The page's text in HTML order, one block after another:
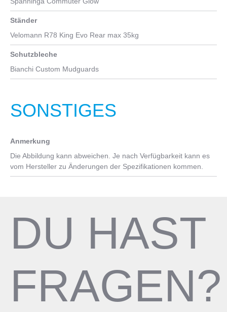
Ständer
Velomann R78 King Evo Rear max 35kg
Schutzbleche
Bianchi Custom Mudguards
SONSTIGES
Anmerkung
Die Abbildung kann abweichen. Je nach Verfügbarkeit kann es
vom Hersteller zu Änderungen der Spezifikationen kommen.
DU HAST
FRAGEN?